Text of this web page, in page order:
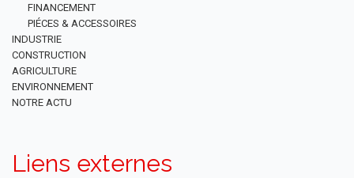
FINANCEMENT
PIÉCES & ACCESSOIRES
INDUSTRIE
CONSTRUCTION
AGRICULTURE
ENVIRONNEMENT
NOTRE ACTU
Liens externes